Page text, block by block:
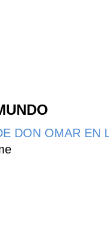
DON OMAR EN